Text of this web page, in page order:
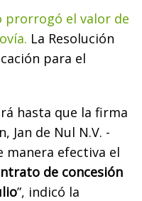
prorrogó el valor de
La Resolución
para el
hasta que la firma
Jan de Nul N.V. -
manera efectiva el
de concesión
”, indicó la